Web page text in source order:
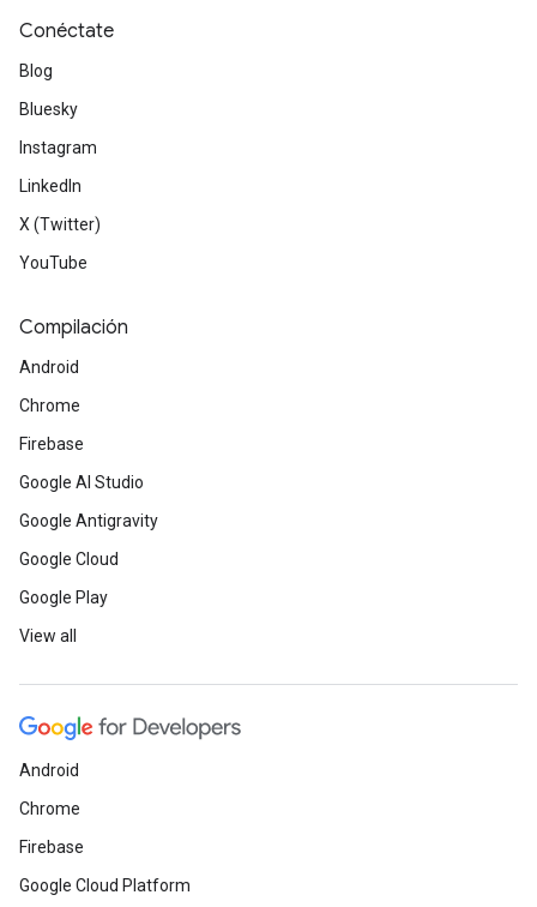
Conéctate
Blog
Bluesky
Instagram
LinkedIn
X (Twitter)
YouTube
Compilación
Android
Chrome
Firebase
Google AI Studio
Google Antigravity
Google Cloud
Google Play
View all
Android
Chrome
Firebase
Google Cloud Platform